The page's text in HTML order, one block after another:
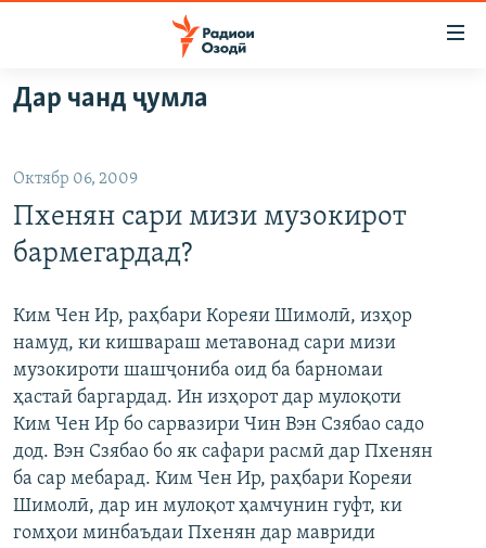
Ҷаҳиш
ба
аслӣ
Ҷаҳиш
ба
феҳристи
Ҷаҳиш
ҷустор
ГӮШАҲО
ҚАЗИЯИ "КРОКУС"
ОСИЁИ МАРКАЗӢ
ФАРҲАНГ
МЕҲМОНИ ОЗОДӢ
ВАРЗИШ
РӮЗГОРИ МУҲОҶИР
САЛОМ, ХОҲАР
ТАҲҚИҚОТ
ҶАНГ ДАР УКРАИНА
НАЗАРИ МАРДУМ
БЛОГИСТОН
ОЗОДӢ ОНЛАЙН
ЧАНДРАСОНАӢ
ВИДЕО
НИГОРИСТОН
ГУЗОРИШҲОИ РАДИОӢ
РӮЙХАТҲО
КИТОБҲОИ ОЗОДӢ
Русский
Дар чанд ҷумла
Октябр 06, 2009
Пхенян сари мизи музокирот
бармегардад?
Ким Чен Ир, раҳбари Кореяи Шимолӣ, изҳор
намуд, ки кишвараш метавонад сари мизи
музокироти шашҷониба оид ба барномаи
ҳастаӣ баргардад. Ин изҳорот дар мулоқоти
Ким Чен Ир бо сарвазири Чин Вэн Сзябао садо
дод. Вэн Сзябао бо як сафари расмӣ дар Пхенян
ба сар мебарад. Ким Чен Ир, раҳбари Кореяи
Шимолӣ, дар ин мулоқот ҳамчунин гуфт, ки
гомҳои минбаъдаи Пхенян дар мавриди